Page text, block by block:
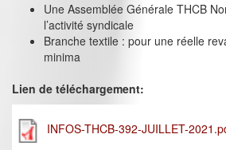
Une Assemblée Générale THCB
l’activité syndicale
Branche textile : pour une réelle
minima
Lien de téléchargement:
INFOS-THCB-392-JUILLET-